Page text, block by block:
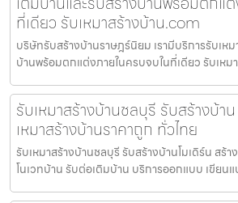
ที่เดียว รับเหมาสร้างบ้าน.com
บริษัทรับสร้างบ้านราษฎร์นิยม เรามีบริการรับเห
บ้านพร้อมตกแต่งภายในครบจบในที่เดียว รับเหม
รับเหมาสร้างบ้านชลบุรี รับสร้างบ้
เหมาสร้างบ้านราคาถูก ทั่วไทย
รับเหมาสร้างบ้านชลบุรี รับสร้างบ้านโมเดิร์น สร้า
โนเวทบ้าน รับต่อเติมบ้าน บริการออกแบบ เขียน